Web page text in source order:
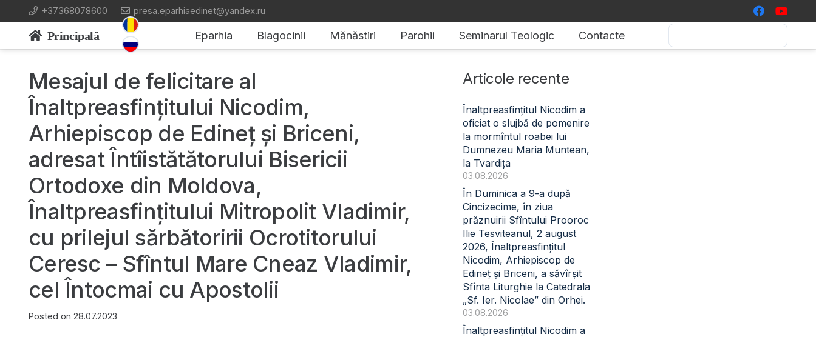
+37368078600 presa.eparhiaedinet@yandex.ru
Principală Eparhia Blagocinii Mănăstiri Parohii Seminarul Teologic Contacte
Mesajul de felicitare al
Înaltpreasfințitului Nicodim,
Arhiepiscop de Edineț și Briceni,
adresat Întîistătătorului Bisericii
Ortodoxe din Moldova,
Înaltpreasfințitului Mitropolit Vladimir,
cu prilejul sărbătoririi Ocrotitorului
Ceresc – Sfîntul Mare Cneaz Vladimir,
cel Întocmai cu Apostolii
Posted on 28.07.2023
Articole recente
Înaltpreasfințitul Nicodim a
oficiat o slujbă de pomenire
la mormîntul roabei lui
Dumnezeu Maria Muntean,
la Tvardița
03.08.2026
În Duminica a 9-a după
Cincizecime, în ziua
prăznuirii Sfîntului Prooroc
Ilie Tesviteanul, 2 august
2026, Înaltpreasfințitul
Nicodim, Arhiepiscop de
Edineț și Briceni, a săvîrșit
Sfînta Liturghie la Catedrala
„Sf. Ier. Nicolae” din Orhei.
03.08.2026
Înaltpreasfințitul Nicodim a